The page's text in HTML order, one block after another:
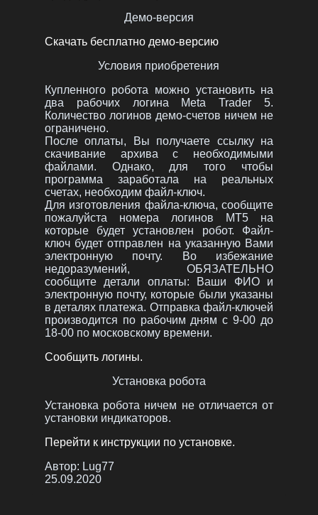
Демо-версия
Скачать бесплатно демо-версию
Условия приобретения
Купленного робота можно установить на
два рабочих логина Meta Trader 5.
Количество логинов демо-счетов ничем не
ограничено.
После оплаты, Вы получаете ссылку на
скачивание архива с необходимыми
файлами. Однако, для того чтобы
программа заработала на реальных
счетах, необходим файл-ключ.
Для изготовления файла-ключа, сообщите
пожалуйста номера логинов MT5 на
которые будет установлен робот. Файл-
ключ будет отправлен на указанную Вами
электронную почту. Во избежание
недоразумений, ОБЯЗАТЕЛЬНО
сообщите детали оплаты: Ваши ФИО и
электронную почту, которые были указаны
в деталях платежа. Отправка файл-ключей
производится по рабочим дням с 9-00 до
18-00 по московскому времени.
Сообщить логины.
Установка робота
Установка робота ничем не отличается от
установки индикаторов.
Перейти к инструкции по установке.
Автор: Lug77
25.09.2020